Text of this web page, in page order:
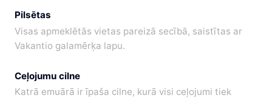
Pilsētas
Visas apmeklētās vietas pareizā secībā, saistītas ar
Vakantio galamērķa lapu.
Ceļojumu cilne
Katrā emuārā ir īpaša cilne, kurā visi ceļojumi tiek